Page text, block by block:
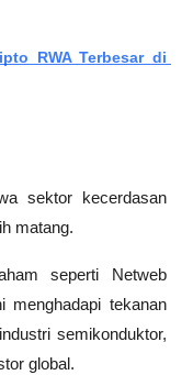
RWA Terbesar di
sektor kecerdasan
matang.
seperti Netweb
menghadapi tekanan
semikonduktor,
global.